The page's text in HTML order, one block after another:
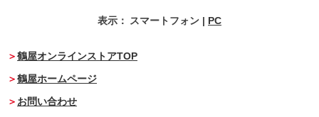
表示： スマートフォン | PC
鶴屋オンラインストアTOP
鶴屋ホームページ
お問い合わせ